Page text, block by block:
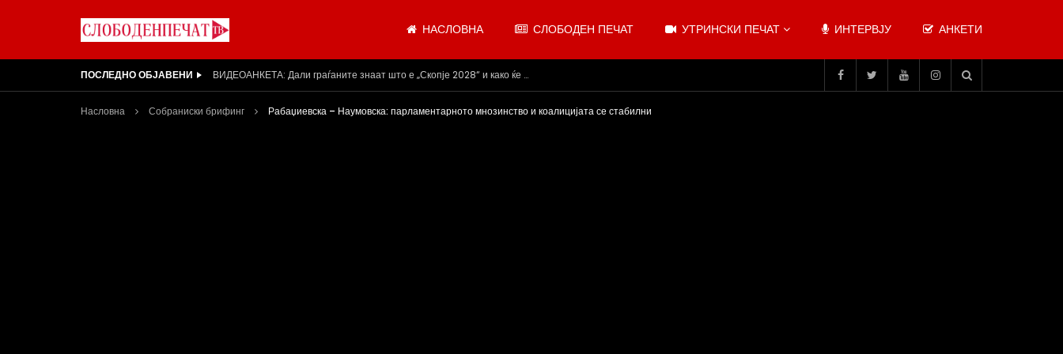
НАСЛОВНА СЛОБОДЕН ПЕЧАТ УТРИНСКИ ПЕЧАТ ИНТЕРВЈУ АНКЕТИ
ПОСЛЕДНО ОБЈАВЕНИ Вести на „Слободен Печат“ 31.07.2026
Насловна Собраниски брифинг Рабаџиевска – Наумовска: парламентарното мнозинство и коалицијата се стабилни